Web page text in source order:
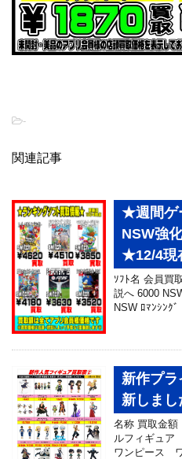
-
関連記事
★週間ゲ
NSW強
★12/4現
ｿﾌﾄ名 会員買
説へ 6000
NSW ﾛﾏﾝｼﾝｸ
新作プ
新しま
名称 買取金
ルフィギュ
ワンピース